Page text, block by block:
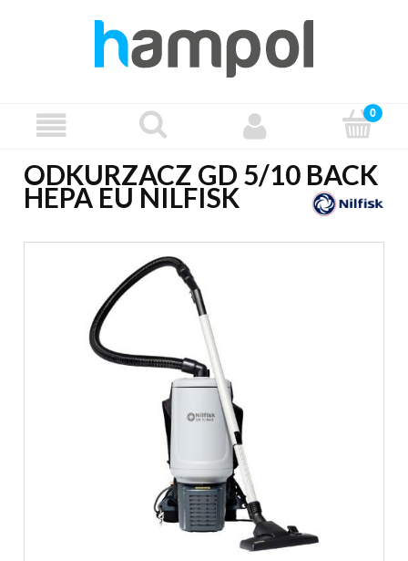
ODKURZACZ GD 5/10 BACK
HEPA EU NILFISK